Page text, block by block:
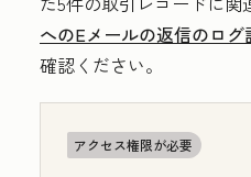
へのEメールの返信のログ
確認ください。
アクセス権限が必要